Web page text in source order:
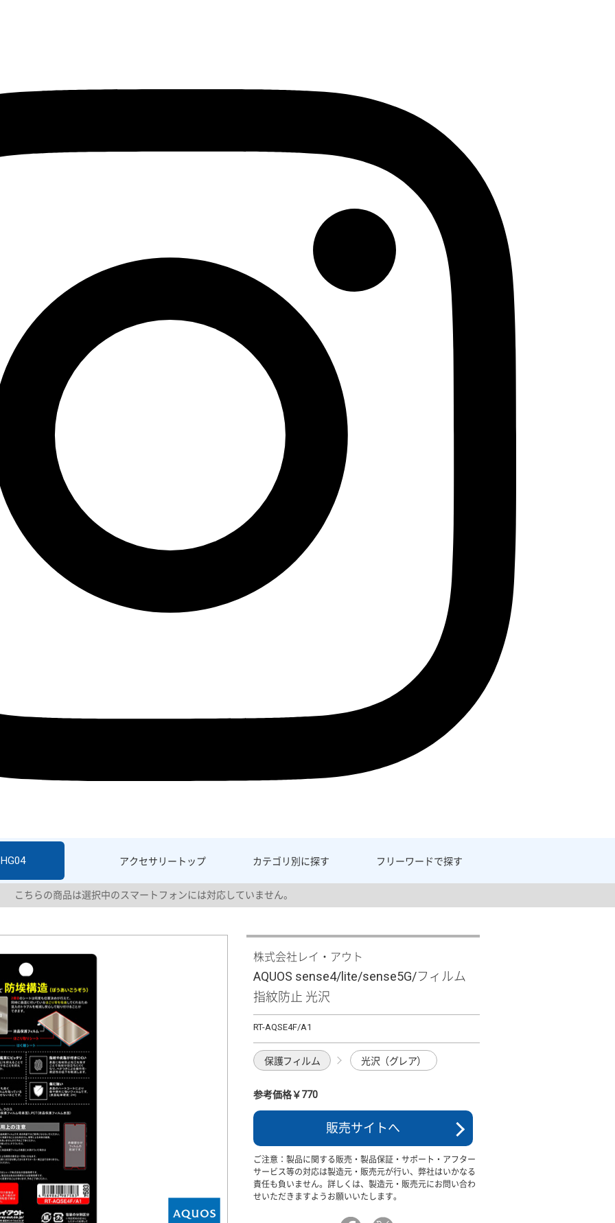
アクセサリー トップ カテゴリ別に探す フリーワードで探す
こちらの商品は選択中のスマートフォンには対応していません。
株式会社レイ・アウト
AQUOS sense4/lite/sense5G/フィルム
指紋防止 光沢
RT-AQSE4F/A1
保護フィルム 光沢（グレア）
参考価格￥770
販売サイトへ
ご注意：製品に関する販売・製品保証・サポート・アフター
サービス等の対応は製造元・販売元が行い、弊社はいかなる
責任も負いません。詳しくは、製造元・販売元にお問い合わ
せいただきますようお願いいたします。